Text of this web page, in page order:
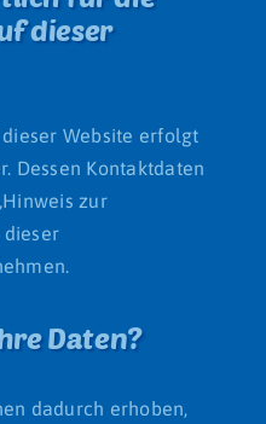
dieser
Website erfolgt
Dessen Kontaktdaten
zur
Daten?
dadurch erhoben,